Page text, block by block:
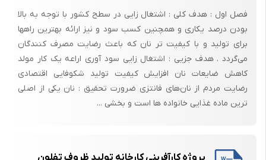
فصل اول : هدف کلی : اشتغال زایی در سطح کشور با توجه به بالا
بودن درصد یکاری و همچنین کسب سود و نیز ارائه بهترین راهها
برای تولید و با کیفیت تر نان که باعث رضایت مصرف کنندگان
می‌گردد . هدف جزیی : اشتغال زایی سود آوری اراعه یک کار مولد
کاهش ضایعات نان افزایش کیفیت تولید شکوفایی اقتصادی
رضایت مردم از نان‌های فانتزی ضرورت تحقیق : نان یکی از اصلی
ترین ماده غذایی خانواده ها است و بخشی ...
پروژه کارآفرینی کارخانه تولید ظروف تفلون